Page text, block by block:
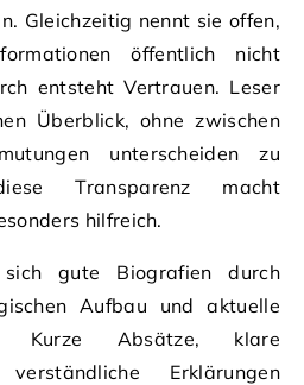
Gleichzeitig nennt sie offen,
öffentlich nicht
entsteht Vertrauen. Leser
Überblick, ohne zwischen
unterscheiden zu
Transparenz macht
hilfreich.
sich gute Biografien durch
Aufbau und aktuelle
Kurze Absätze, klare
Erklärungen